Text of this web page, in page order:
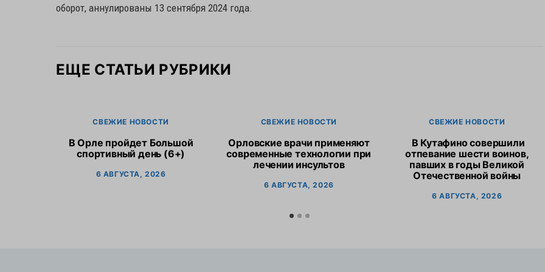
оборот, аннулированы 13 сентября 2024 года.
ЕЩЕ СТАТЬИ РУБРИКИ
СВЕЖИЕ НОВОСТИ
В Орле пройдет Большой
спортивный день (6+)
6 АВГУСТА, 2026
СВЕЖИЕ НОВОСТИ
Орловские врачи применяют
современные технологии при
лечении инсультов
6 АВГУСТА, 2026
СВЕЖИЕ НОВОСТИ
В Кутафино совершили
отпевание шести воинов,
павших в годы Великой
Отечественной войны
6 АВГУСТА, 2026